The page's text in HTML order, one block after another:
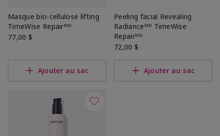
Masque bio-cellulose lifting
TimeWise Repairᴹᴰ
77,00 $
Ajouter au sac
Peeling facial Revealing
Radianceᴹᴰ TimeWise
Repairᴹᴰ
72,00 $
Ajouter au sac